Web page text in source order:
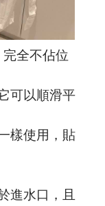
全不佔位
可以順滑平
樣使用，貼
進水口，且